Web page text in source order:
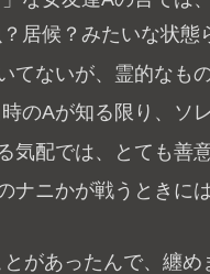
居候？みたいな状態
てないが、霊的なも
のAが知る限り、ソ
気配では、とても善
ナニかが戦うときに
があったんで、纏め